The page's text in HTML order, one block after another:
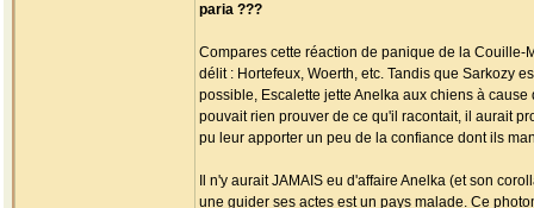
paria ???
Compares cette réaction de panique de la Couille-
délit : Hortefeux, Woerth, etc. Tandis que Sarkozy
possible, Escalette jette Anelka aux chiens à
pouvait rien prouver de ce qu'il racontait, il aurait
pu leur apporter un peu de la confiance dont ils
Il n'y aurait JAMAIS eu d'affaire Anelka (et son
une guider ses actes est un pays malade. Ce